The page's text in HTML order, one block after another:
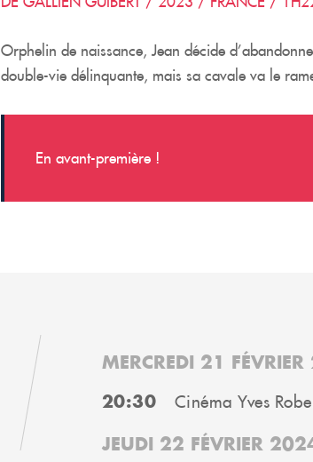
Orphelin de naissance, Jean décide
double-vie délinquante, mais sa cavale va le
En avant-première !
MERCREDI 21
20:30 Cinéma Yves
JEUDI 22 FÉVRIER